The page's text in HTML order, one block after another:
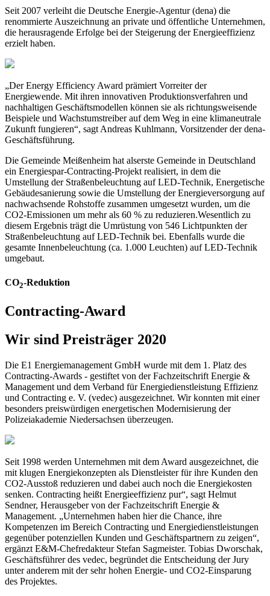
Seit 2007 verleiht die Deutsche Energie-Agentur (dena) die
renommierte Auszeichnung an private und öffentliche Unternehmen,
die herausragende Erfolge bei der Steigerung der Energieeffizienz
erzielt haben.
„Der Energy Efficiency Award prämiert Vorreiter der
Energiewende. Mit ihren innovativen Produktionsverfahren und
nachhaltigen Geschäftsmodellen können sie als richtungsweisende
Beispiele und Wachstumstreiber auf dem Weg in eine klimaneutrale
Zukunft fungieren“, sagt Andreas Kuhlmann, Vorsitzender der dena-
Geschäftsführung.
Die Gemeinde Meißenheim hat alserste Gemeinde in Deutschland
ein Energiespar-Contracting-Projekt realisiert, in dem die
Umstellung der Straßenbeleuchtung auf LED-Technik, Energetische
Gebäudesanierung sowie die Umstellung der Energieversorgung auf
nachwachsende Rohstoffe zusammen umgesetzt wurden, um die
CO2-Emissionen um mehr als 60 % zu reduzieren.Wesentlich zu
diesem Ergebnis trägt die Umrüstung von 546 Lichtpunkten der
Straßenbeleuchtung auf LED-Technik bei. Ebenfalls wurde die
gesamte Innenbeleuchtung (ca. 1.000 Leuchten) auf LED-Technik
umgebaut.
CO2-Reduktion
Contracting-Award
Wir sind Preisträger 2020
Die E1 Energiemanagement GmbH wurde mit dem 1. Platz des
Contracting-Awards - gestiftet von der Fachzeitschrift Energie &
Management und dem Verband für Energiedienstleistung Effizienz
und Contracting e. V. (vedec) ausgezeichnet. Wir konnten mit einer
besonders preiswürdigen energetischen Modernisierung der
Polizeiakademie Niedersachsen überzeugen.
Seit 1998 werden Unternehmen mit dem Award ausgezeichnet, die
mit klugen Energiekonzepten als Dienstleister für ihre Kunden den
CO2-Ausstoß reduzieren und dabei auch noch die Energiekosten
senken. Contracting heißt Energieeffizienz pur“, sagt Helmut
Sendner, Herausgeber von der Fachzeitschrift Energie &
Management. „Unternehmen haben hier die Chance, ihre
Kompetenzen im Bereich Contracting und Energiedienstleistungen
gegenüber potenziellen Kunden und Geschäftspartnern zu zeigen“,
ergänzt E&M-Chefredakteur Stefan Sagmeister. Tobias Dworschak,
Geschäftsführer des vedec, begründet die Entscheidung der Jury
unter anderem mit der sehr hohen Energie- und CO2-Einsparung
des Projektes.